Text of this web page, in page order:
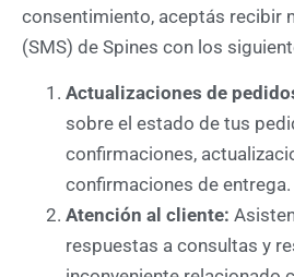
consentimiento, aceptás recibir
(SMS) de Spines con los
Actualizaciones de
sobre el estado de tus
confirmaciones,
confirmaciones de entrega.
Atención al cliente:
respuestas a consultas y